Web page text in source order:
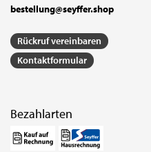
bestellung@seyffer.shop
Rückruf vereinbaren
Kontaktformular
Bezahlarten